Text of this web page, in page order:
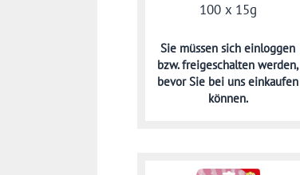
100 x 15g
Sie müssen sicheinloggen
bzw. freigeschalten werden,
bevor Sie bei uns einkaufen
können.